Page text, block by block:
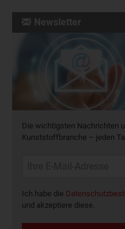
Newsletter
Die wichtigsten Nachrichten
Kunststoffbranche – jeden
Ich habe die
und akzeptiere diese.